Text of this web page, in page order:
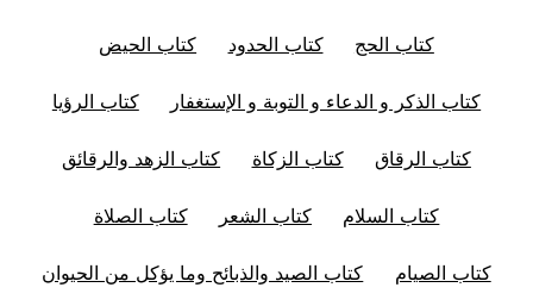
كتاب الحج كتاب الحدود كتاب الحيض
كتاب الذكر و الدعاء و التوبة و الإستغفار كتاب الرؤيا
كتاب الرقاق كتاب الزكاة كتاب الزهد والرقائق
كتاب السلام كتاب الشعر كتاب الصلاة
كتاب الصيام كتاب الصيد والذبائح وما يؤكل من الحيوان